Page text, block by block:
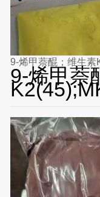
9-烯甲萘醌；维生素
9-烯甲萘